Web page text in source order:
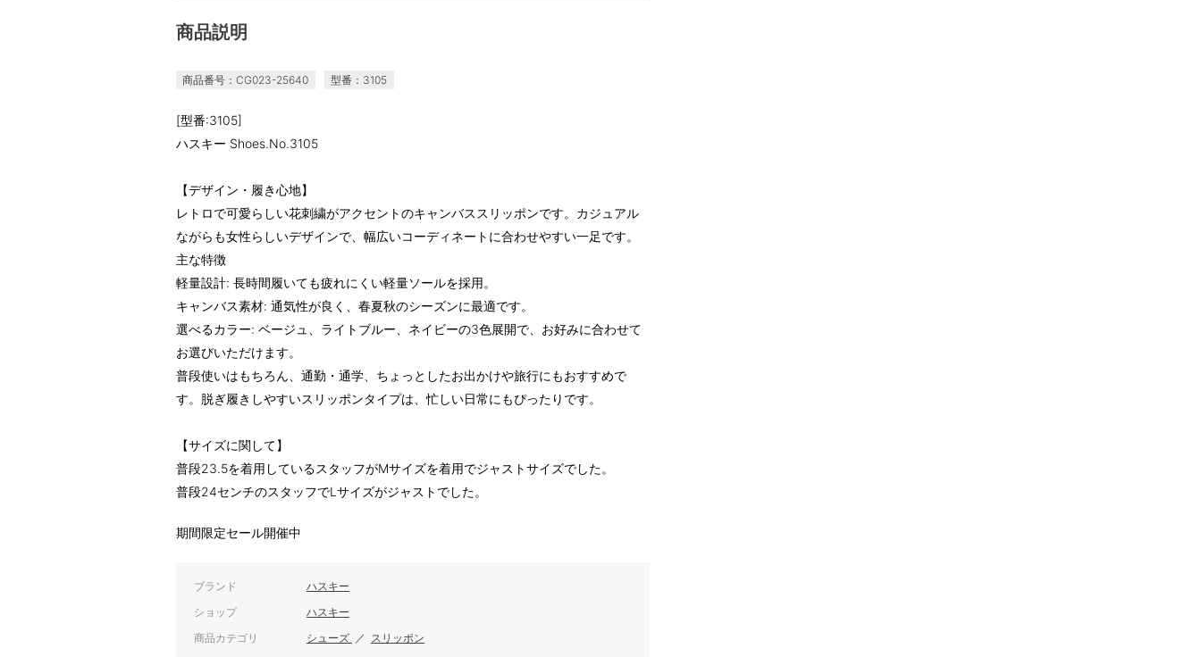
商品説明
商品番号：CG023-25640 型番：3105
[型番:3105]
ハスキー Shoes.No.3105
【デザイン・履き心地】
レトロで可愛らしい花刺繍がアクセントのキャンバススリッポンです。カジュアル
ながらも女性らしいデザインで、幅広いコーディネートに合わせやすい一足です。
主な特徴
軽量設計: 長時間履いても疲れにくい軽量ソールを採用。
キャンバス素材: 通気性が良く、春夏秋のシーズンに最適です。
選べるカラー: ベージュ、ライトブルー、ネイビーの3色展開で、お好みに合わせて
お選びいただけます。
普段使いはもちろん、通勤・通学、ちょっとしたお出かけや旅行にもおすすめで
す。脱ぎ履きしやすいスリッポンタイプは、忙しい日常にもぴったりです。
【サイズに関して】
普段23.5を着用しているスタッフがMサイズを着用でジャストサイズでした。
普段24センチのスタッフでLサイズがジャストでした。
期間限定セール開催中
ブランド ハスキー
ショップ ハスキー
商品カテゴリ シューズ ／ スリッポン